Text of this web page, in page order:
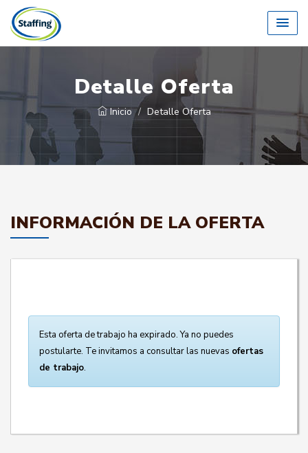
Detalle Oferta
Inicio Detalle Oferta
INFORMACIÓN DE LA OFERTA
Esta oferta de trabajo ha expirado. Ya no puedes
postularte. Te invitamos a consultar las nuevas ofertas
de trabajo.